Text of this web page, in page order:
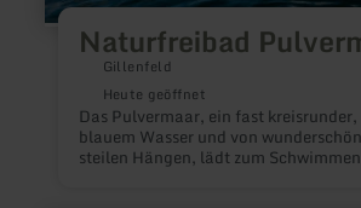
Naturfreibad
Gillenfeld
Heute geöffnet
Das Pulvermaar, ein fast
blauem Wasser und von
steilen Hängen, lädt zum